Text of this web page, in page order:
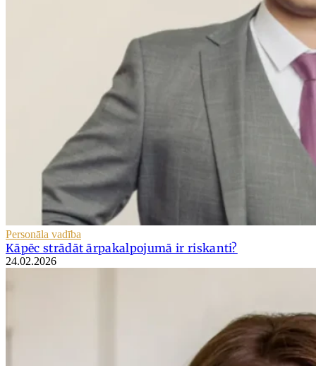
Personāla vadība
Kāpēc strādāt ārpakalpojumā ir riskanti?
24.02.2026